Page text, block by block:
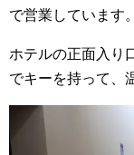
で営業しています。
ホテルの正面入り
でキーを持って、